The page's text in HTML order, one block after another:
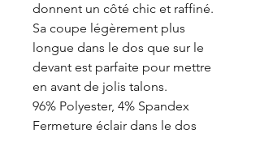
donnent un côté chic et raffiné.
Sa coupe légèrement plus
longue dans le dos que sur le
devant est parfaite pour mettre
en avant de jolis talons.
96% Polyester, 4% Spandex
Fermeture éclair dans le dos